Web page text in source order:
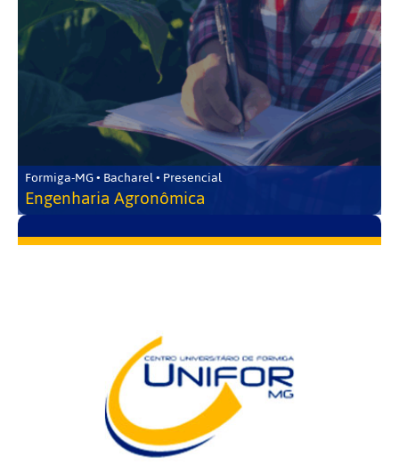
Formiga-MG • Bacharel • Presencial
Engenharia Agronômica